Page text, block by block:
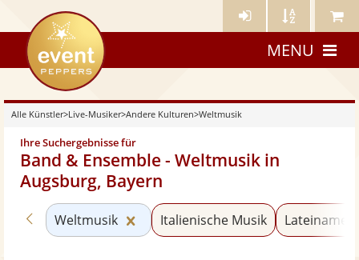
Künstler- Künstler Meine
eventpeppers
MENU
Alle Künstler>Live-Musiker>Andere Kulturen>Weltmusik
Ihre Suchergebnisse für
Band & Ensemble - Weltmusik in
Augsburg, Bayern
Zurück zu «Andere Kulturen»
Weltmusik Kategorie «Weltmusik»
Italienische Musik